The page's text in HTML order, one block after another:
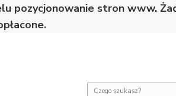
pozycjonowanie stron www.
Szukasz